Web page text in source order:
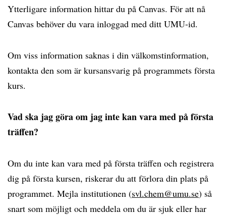
Ytterligare information hittar du på Canvas. För att nå
Canvas behöver du vara inloggad med ditt UMU-id.
Om viss information saknas i din välkomstinformation,
kontakta den som är kursansvarig på programmets första
kurs.
Vad ska jag göra om jag inte kan vara med på första
träffen?
Om du inte kan vara med på första träffen och registrera
dig på första kursen, riskerar du att förlora din plats på
programmet. Mejla institutionen (svl.chem@umu.se) så
snart som möjligt och meddela om du är sjuk eller har